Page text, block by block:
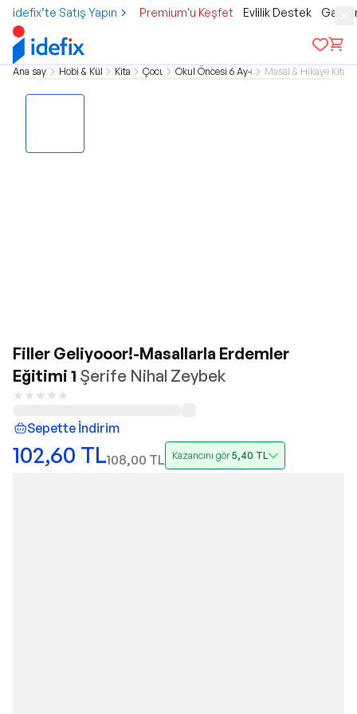
idefix’te Satış Yapın Premium'u Keşfet Evlilik Destek
Ana sayfa Hobi & Kültür Kitap Çocuk Okul Öncesi 6 Ay-5 YaşMasal & Hikaye
Filler Geliyooor!-Masallarla Erdemler
Eğitimi 1 Şerife Nihal Zeybek
Sepette İndirim
102,60 TL108,00 TL Kazancını gör5,40 TL